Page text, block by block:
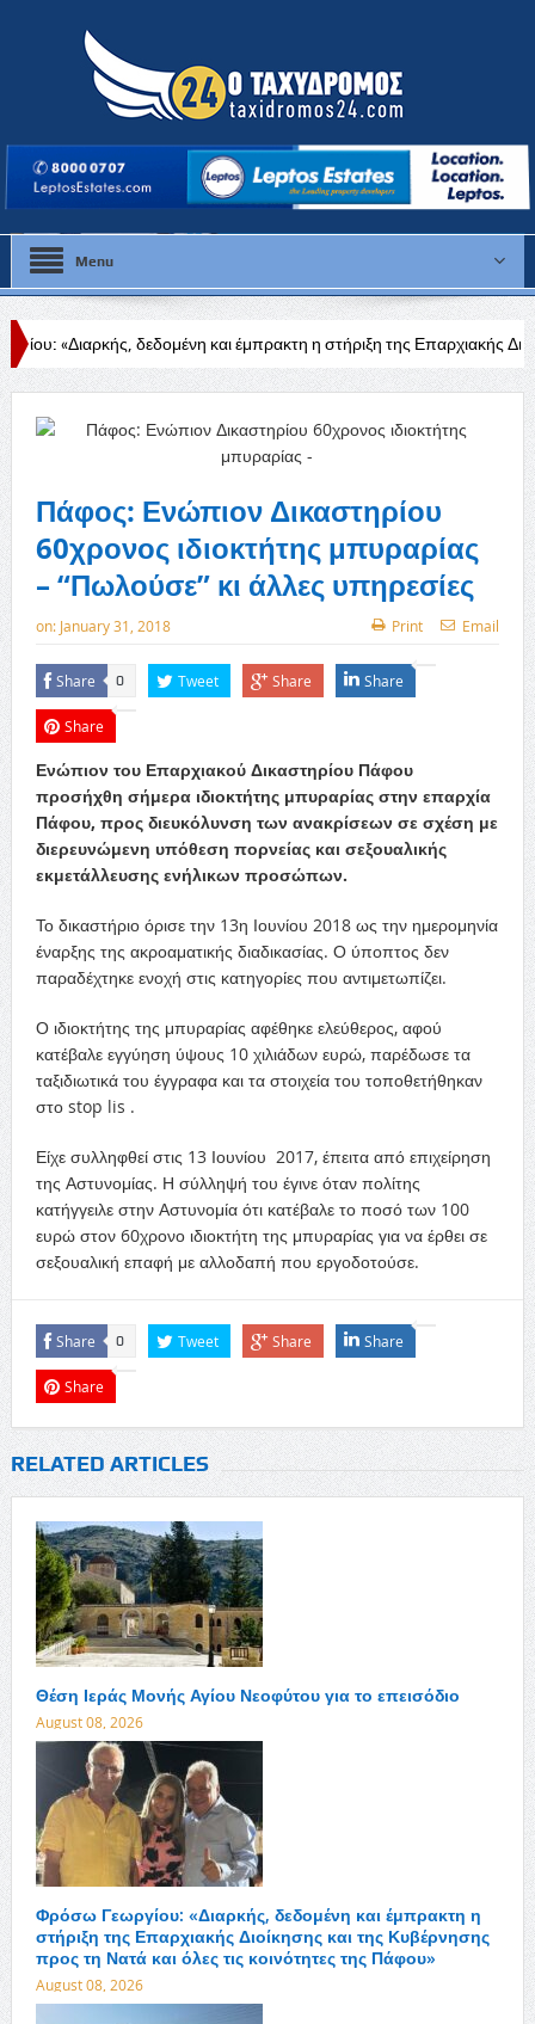
Menu
και έμπρακτη η στήριξη της Επαρχιακής Διοίκησης και της
Πάφος: Ενώπιον Δικαστηρίου
60χρονος ιδιοκτήτης μπυραρίας
– “Πωλούσε” κι άλλες υπηρεσίες
on: January 31, 2018 Print Email
Share 0 Tweet Share Share
Share
Ενώπιον του Επαρχιακού Δικαστηρίου Πάφου
προσήχθη σήμερα ιδιοκτήτης μπυραρίας στην επαρχία
Πάφου, προς διευκόλυνση των ανακρίσεων σε σχέση με
διερευνώμενη υπόθεση πορνείας και σεξουαλικής
εκμετάλλευσης ενήλικων προσώπων.
Το δικαστήριο όρισε την 13η Ιουνίου 2018 ως την ημερομηνία
έναρξης της ακροαματικής διαδικασίας. Ο ύποπτος δεν
παραδέχτηκε ενοχή στις κατηγορίες που αντιμετωπίζει.
Ο ιδιοκτήτης της μπυραρίας αφέθηκε ελεύθερος, αφού
κατέβαλε εγγύηση ύψους 10 χιλιάδων ευρώ, παρέδωσε τα
ταξιδιωτικά του έγγραφα και τα στοιχεία του τοποθετήθηκαν
στο stop lis .
Είχε συλληφθεί στις 13 Ιουνίου 2017, έπειτα από επιχείρηση
της Αστυνομίας. Η σύλληψή του έγινε όταν πολίτης
κατήγγειλε στην Αστυνομία ότι κατέβαλε το ποσό των 100
ευρώ στον 60χρονο ιδιοκτήτη της μπυραρίας για να έρθει σε
σεξουαλική επαφή με αλλοδαπή που εργοδοτούσε.
Share 0 Tweet Share Share
Share
RELATED ARTICLES
Θέση Ιεράς Μονής Αγίου Νεοφύτου για το επεισόδιο
August 08, 2026
Φρόσω Γεωργίου: «Διαρκής, δεδομένη και έμπρακτη η
στήριξη της Επαρχιακής Διοίκησης και της Κυβέρνησης
προς τη Νατά και όλες τις κοινότητες της Πάφου»
August 08, 2026